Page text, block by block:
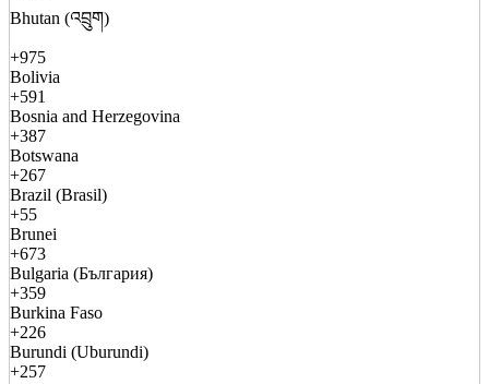
Bhutan (འབྲུག)
+975
Bolivia
+591
Bosnia and Herzegovina
+387
Botswana
+267
Brazil (Brasil)
+55
Brunei
+673
Bulgaria (България)
+359
Burkina Faso
+226
Burundi (Uburundi)
+257